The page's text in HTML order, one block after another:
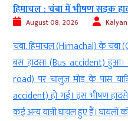
मोहन भागवत के Gen-Z संवाद
August 08, 2026
नई दिल्ली। मुंबई में जेन-Z और
(RSS) प्रमुख मोहन भागवत
शशि थरूर (Congress MP Shashi
मौजूदा राजनीतिक घटनाक्रम का
हालिया घटनाओं से बड़ा झटका लगा है।